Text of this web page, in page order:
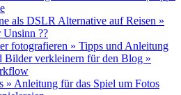
als DSLR Alternative auf Reisen »
Unsinn ??
fotografieren » Tipps und Anleitung
Bilder verkleinern für den Blog »
» Anleitung für das Spiel um Fotos